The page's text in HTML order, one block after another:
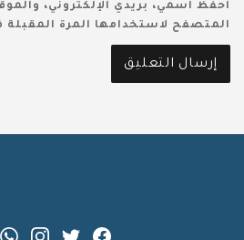
احفظ اسمي، بريدي الإلكتروني،
المتصفح لاستخدامها المرة المقبلة